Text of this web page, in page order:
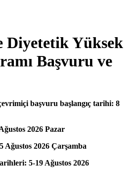
Diyetetik Yüksek
Başvuru ve
başvuru başlangıç tarihi: 8
2026 Pazar
Ağustos 2026 Çarşamba
5-19 Ağustos 2026